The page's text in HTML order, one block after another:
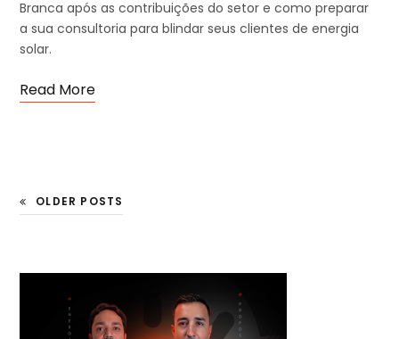
Branca após as contribuições do setor e como preparar
a sua consultoria para blindar seus clientes de energia
solar.
Read More
OLDER POSTS